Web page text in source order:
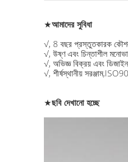
★আমাদের সুবিধা
√, 8 বছর প্রস্তুতকারক
√, উষ্ণ এবং চিন্তাশীল
√, অভিজ্ঞ বিক্রয় এবং
√, শীর্ষস্থানীয়
★ছবি দেখানো হচ্ছে